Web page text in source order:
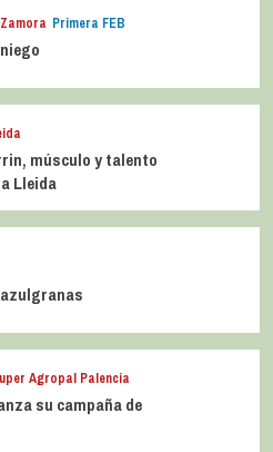
Primera FEB
músculo y talento
Lleida
Agropal Palencia
su campaña de